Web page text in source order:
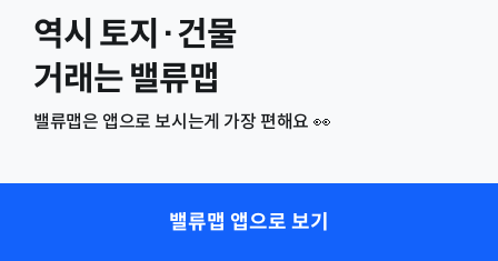
역시 토지·건물
거래는 밸류맵
밸류맵은 앱으로 보시는게 가장 편해요 👀
밸류맵 앱으로 보기